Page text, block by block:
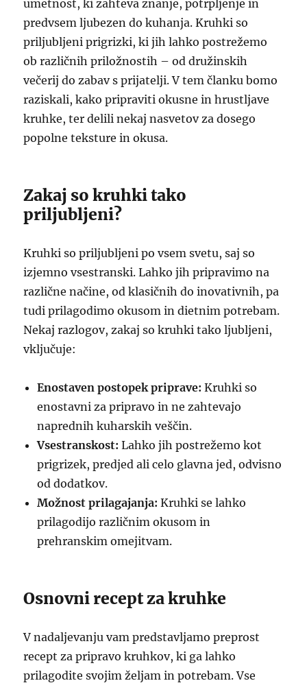
umetnost, ki zahteva znanje, potrpljenje in
predvsem ljubezen do kuhanja. Kruhki so
priljubljeni prigrizki, ki jih lahko postrežemo
ob različnih priložnostih – od družinskih
večerij do zabav s prijatelji. V tem članku bomo
raziskali, kako pripraviti okusne in hrustljave
kruhke, ter delili nekaj nasvetov za dosego
popolne teksture in okusa.
Zakaj so kruhki tako
priljubljeni?
Kruhki so priljubljeni po vsem svetu, saj so
izjemno vsestranski. Lahko jih pripravimo na
različne načine, od klasičnih do inovativnih, pa
tudi prilagodimo okusom in dietnim potrebam.
Nekaj razlogov, zakaj so kruhki tako ljubljeni,
vključuje:
Enostaven postopek priprave: Kruhki so
enostavni za pripravo in ne zahtevajo
naprednih kuharskih veščin.
Vsestranskost: Lahko jih postrežemo kot
prigrizek, predjed ali celo glavna jed, odvisno
od dodatkov.
Možnost prilagajanja: Kruhki se lahko
prilagodijo različnim okusom in
prehranskim omejitvam.
Osnovni recept za kruhke
V nadaljevanju vam predstavljamo preprost
recept za pripravo kruhkov, ki ga lahko
prilagodite svojim željam in potrebam. Vse